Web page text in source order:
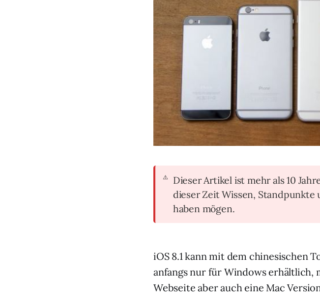
Dieser Artikel ist mehr als 10
dieser Zeit Wissen,
haben mögen.
iOS 8.1 kann mit dem chinesischen
anfangs nur für Windows
Webseite aber auch eine Mac